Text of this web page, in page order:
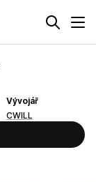
Vývojář
CWILL